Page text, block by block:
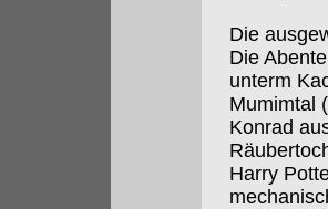
Die
Die
unterm
Mumimtal
Konrad
Harry